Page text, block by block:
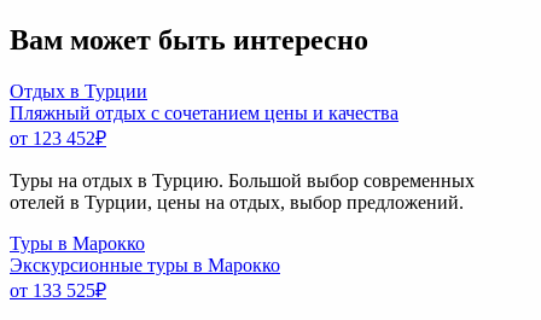
Вам может быть интересно
Отдых в Турции
Пляжный отдых с сочетанием цены и качества
от 123 452₽
Туры на отдых в Турцию. Большой выбор современных
отелей в Турции, цены на отдых, выбор предложений.
Туры в Марокко
Экскурсионные туры в Марокко
от 133 525₽